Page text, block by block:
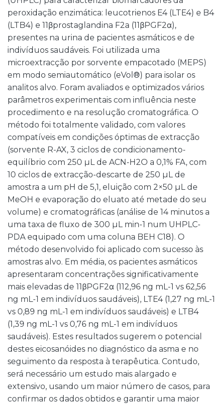
peroxidação enzimática: leucotrienos E4 (LTE4) e B4
(LTB4) e 11βprostaglandina F2a (11βPGF2α),
presentes na urina de pacientes asmáticos e de
indivíduos saudáveis. Foi utilizada uma
microextracção por sorvente empacotado (MEPS)
em modo semiautomático (eVol®) para isolar os
analitos alvo. Foram avaliados e optimizados vários
parâmetros experimentais com influência neste
procedimento e na resolução cromatográfica. O
método foi totalmente validado, com valores
compatíveis em condições óptimas de extracção
(sorvente R-AX, 3 ciclos de condicionamento-
equilíbrio com 250 µL de ACN-H2O a 0,1% FA, com
10 ciclos de extracção-descarte de 250 µL de
amostra a um pH de 5,1, eluição com 2×50 µL de
MeOH e evaporação do eluato até metade do seu
volume) e cromatográficas (análise de 14 minutos a
uma taxa de fluxo de 300 µL min-1 num UHPLC-
PDA equipado com uma coluna BEH C18). O
método desenvolvido foi aplicado com sucesso às
amostras alvo. Em média, os pacientes asmáticos
apresentaram concentrações significativamente
mais elevadas de 11βPGF2α (112,96 ng mL-1 vs 62,56
ng mL-1 em indivíduos saudáveis), LTE4 (1,27 ng mL-1
vs 0,89 ng mL-1 em indivíduos saudáveis) e LTB4
(1,39 ng mL-1 vs 0,76 ng mL-1 em indivíduos
saudáveis). Estes resultados sugerem o potencial
destes eicosanóides no diagnóstico da asma e no
seguimento da resposta à terapêutica. Contudo,
será necessário um estudo mais alargado e
extensivo, usando um maior número de casos, para
confirmar os dados obtidos e garantir uma maior